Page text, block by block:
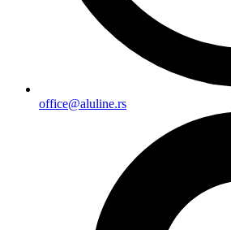
office@aluline.rs